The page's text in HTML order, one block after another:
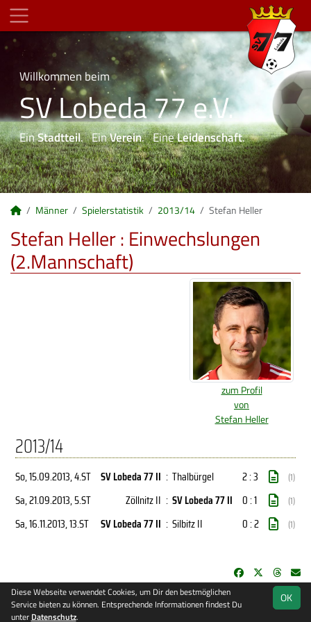
Willkommen beim
SV Lobeda 77 e.V.
EinStadtteil. EinVerein. EineLeidenschaft.
Männer Spielerstatistik 2013/14 Stefan Heller
Stefan Heller : Einwechslungen
(2.Mannschaft)
zum Profil
von
Stefan Heller
2013/14
So, 15.09.2013, 4.ST SV Lobeda 77 II : Thalbürgel 2 : 3 (1)
Sa, 21.09.2013, 5.ST Zöllnitz II : SV Lobeda 77 II 0 : 1 (1)
Sa, 16.11.2013, 13.ST SV Lobeda 77 II : Silbitz II 0 : 2 (1)
soccero.de OK
Diese Webseite verwendet Cookies, um Dir den bestmöglichen
Service bieten zu können. Entsprechende Informationen findest Du
unter Datenschutz.